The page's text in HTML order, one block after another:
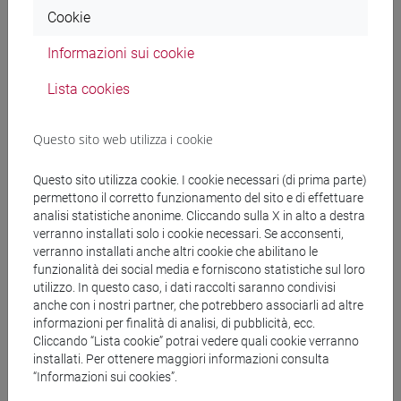
London, Routledge, 2015 (selected pages/ pagine
—GREG GARRARD, Ecocriticism, London,
Routledge, 2004.
—CHILDS-WILLIAMS, An Introduction to Post-
pages on Fanon, Césaire, Bhabha).
—ASHCROFT-GRIFFITHS-TIFFIN, Postcolonial
Studies: The Key Concepts, London, Routledge,
2000 (selected pages and chapters/ pagine scelte
e capitoli selezionati).
EARLY ENVIRONMENTAL POETS
—WILLIAM WORDSWORTH, Una scelta di testi
(dalle Lyrical Ballads).
—H.D. THOREAU, Una scelta di testi (da Heaven
Cookie
Informazioni sui cookie
Lista cookies
Questo sito web utilizza i cookie
Questo sito utilizza cookie. I cookie necessari (di prima parte)
permettono il corretto funzionamento del sito e di effettuare
analisi statistiche anonime. Cliccando sulla X in alto a destra
verranno installati solo i cookie necessari. Se acconsenti,
verranno installati anche altri cookie che abilitano le
funzionalità dei social media e forniscono statistiche sul loro
utilizzo. In questo caso, i dati raccolti saranno condivisi
anche con i nostri partner, che potrebbero associarli ad altre
informazioni per finalità di analisi, di pubblicità, ecc.
Cliccando “Lista cookie” potrai vedere quali cookie verranno
installati. Per ottenere maggiori informazioni consulta
“Informazioni sui cookies”.